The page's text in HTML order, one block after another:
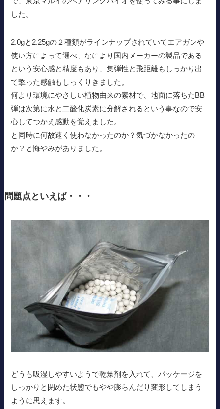
した。
2.0gと2.25gの２種類がラインナップされていてエアガンや
使い方によって選べ、なにより国内メーカーの製品である
という安心感と精度もあり、集弾性と飛距離もしっかり出
て撃った感触もしっくりきました。
何より環境にやさしい植物由来の素材で、地面に落ちたBB
弾は次第に水と二酸化炭素に分解されるという事なので安
心してつかえ感動を覚えました。
と同時に何故速く使わなかったのか？気づかなかったの
か？と悔やみがありました。
問題点といえば・・・
どうも吸湿しやすいようで乾燥剤を入れて、パッケージを
しっかりと閉めた状態でもやや膨らんだり変形してしまう
ように思えます。